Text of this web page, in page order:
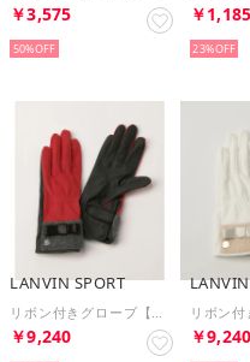
￥3,575
50%
￥1,185
23%
LANVIN SPORT
リボン付きグローブ【両手用】
￥9,240 ￥9,240